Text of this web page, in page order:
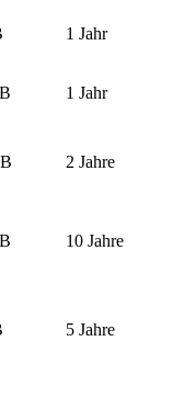
1 Jahr
1 Jahr
2 Jahre
10 Jahre
5 Jahre